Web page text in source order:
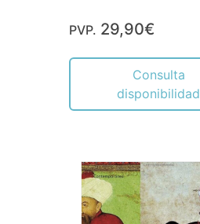
PVP. 29,90€
Consulta
disponibilidad